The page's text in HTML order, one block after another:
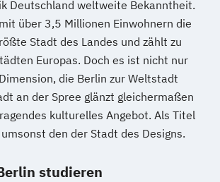
Deutschland weltweite Bekanntheit.
über 3,5 Millionen Einwohnern die
Stadt des Landes und zählt zu
Europas. Doch es ist nicht nur
die Berlin zur Weltstadt
an der Spree glänzt gleichermaßen
kulturelles Angebot. Als Titel
den der Stadt des Designs.
studieren